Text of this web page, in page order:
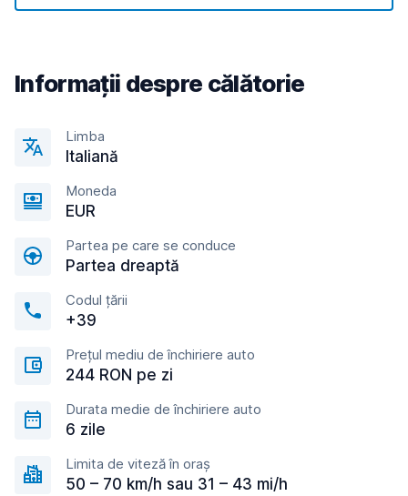
Informații despre călătorie
Limba
Italiană
Moneda
EUR
Partea pe care se conduce
Partea dreaptă
Codul țării
+39
Prețul mediu de închiriere auto
244 RON pe zi
Durata medie de închiriere auto
6 zile
Limita de viteză în oraș
50 – 70 km/h sau 31 – 43 mi/h